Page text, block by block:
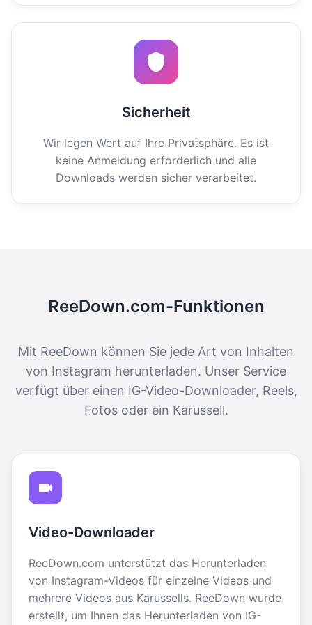
Sicherheit
Wir legen Wert auf Ihre Privatsphäre. Es ist
keine Anmeldung erforderlich und alle
Downloads werden sicher verarbeitet.
ReeDown.com-Funktionen
Mit ReeDown können Sie jede Art von Inhalten
von Instagram herunterladen. Unser Service
verfügt über einen IG-Video-Downloader, Reels,
Fotos oder ein Karussell.
Video-Downloader
ReeDown.com unterstützt das Herunterladen
von Instagram-Videos für einzelne Videos und
mehrere Videos aus Karussells. ReeDown wurde
erstellt, um Ihnen das Herunterladen von IG-